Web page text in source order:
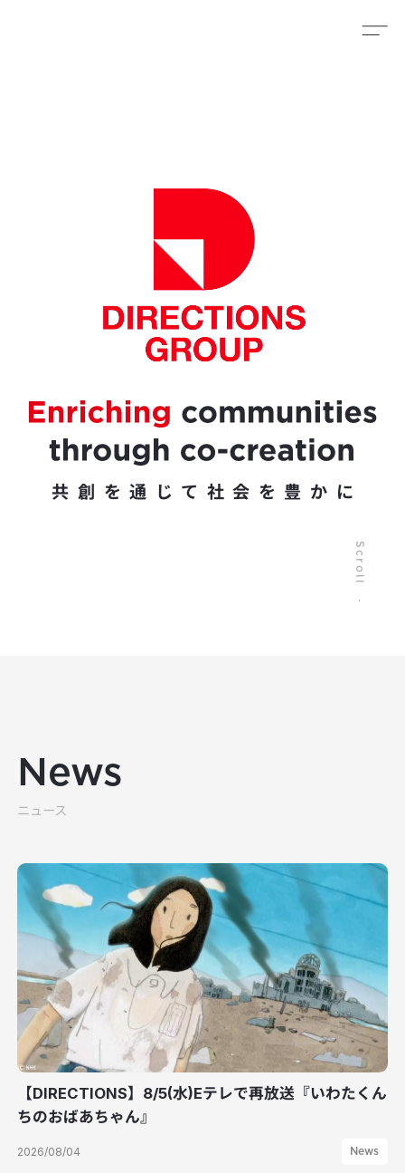
共創を通じて社会を豊かに
Scroll
News
ニュース
【DIRECTIONS】8/5(水)Eテレで再放送『いわたくん
ちのおばあちゃん』
2026/08/04 News